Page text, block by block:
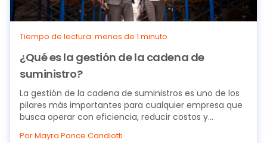
Tiempo de lectura: menos de 1 minuto
¿Qué es la gestión de la cadena de
suministro?
La gestión de la cadena de suministros es uno de los
pilares más importantes para cualquier empresa que
busca operar con eficiencia, reducir costos y...
Por Mayra Ponce Candiotti